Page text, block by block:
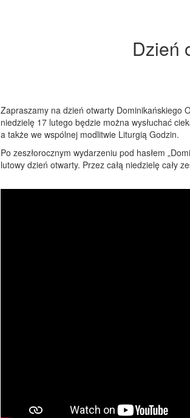
Dzień
Zapraszamy na dzień otwarty Dominikańskiego
niedzielę 17 lutego będzie można wysłuchać
a także we wspólnej modlitwie Liturgią Godzin.
Po zeszłorocznym wydarzeniu pod hasłem
lutowy dzień otwarty. Przez całą niedzielę cały